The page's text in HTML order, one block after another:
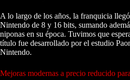
A lo largo de los años, la franquicia
Nintendo de 8 y 16 bits, sumando
niponas en su época. Tuvimos que
título fue desarrollado por el estudio
Nintendo.
Mejoras modernas a precio reducido